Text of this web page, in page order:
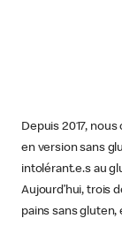
Depuis 2017,
en version sans
intolérant.e.s au
Aujourd’hui, trois
pains sans